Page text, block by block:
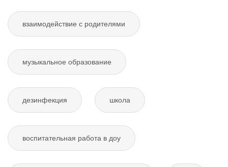
взаимодействие с родителями
музыкальное образование
дезинфекция школа
воспитательная работа в доу